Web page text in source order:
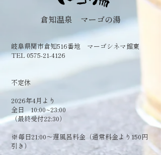
倉知温泉 マーゴの湯
岐阜県関市倉知516番地 マーゴシネマ館東
TEL 0575-21-4126
​不定休
2026年4月より
全日 10:00~23:00
（最終受付22:30）
​※毎日21:00～遅風呂料金（通常料金より150円
引き）